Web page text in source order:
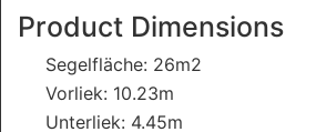
Product Dimensions
Segelfläche: 26m2
Vorliek: 10.23m
Unterliek: 4.45m